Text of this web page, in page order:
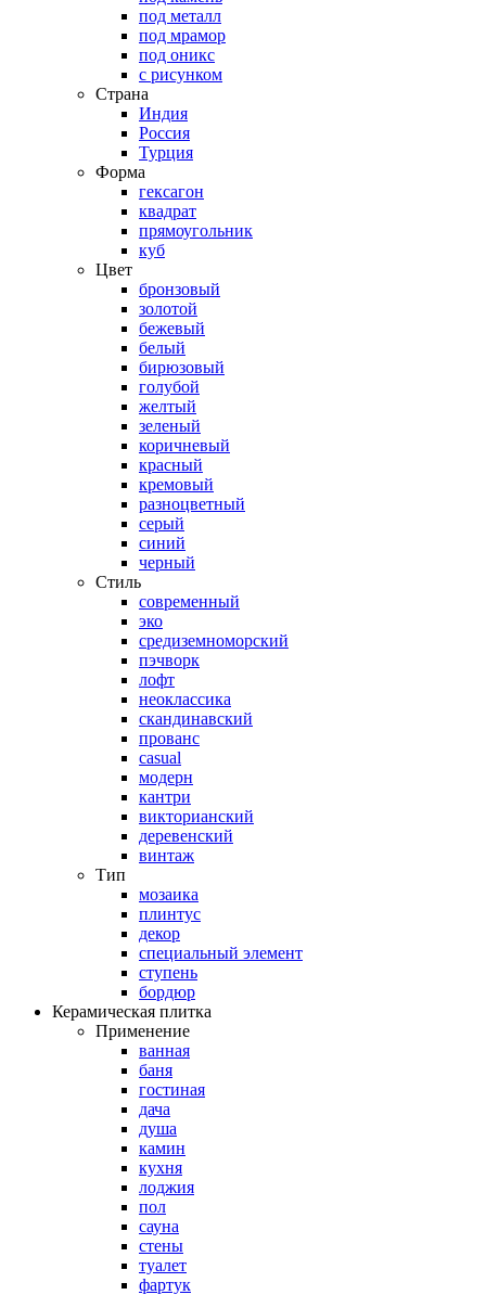
под металл
под мрамор
под оникс
с рисунком
Страна
Индия
Россия
Турция
Форма
гексагон
квадрат
прямоугольник
куб
Цвет
бронзовый
золотой
бежевый
белый
бирюзовый
голубой
желтый
зеленый
коричневый
красный
кремовый
разноцветный
серый
синий
черный
Стиль
современный
эко
средиземноморский
пэчворк
лофт
неоклассика
скандинавский
прованс
casual
модерн
кантри
викторианский
деревенский
винтаж
Тип
мозаика
плинтус
декор
специальный элемент
ступень
бордюр
Керамическая плитка
Применение
ванная
баня
гостиная
дача
душа
камин
кухня
лоджия
пол
сауна
стены
туалет
фартук